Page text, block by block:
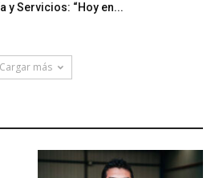
y Servicios: “Hoy en...
Cargar más